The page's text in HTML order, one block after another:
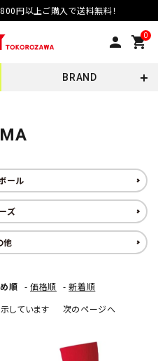
円以上ご購入で送料無料！
person 0
shopping_cart
BRAND
ール
ズ
他
順 - 価格順 -新着順
しています
次のページへ